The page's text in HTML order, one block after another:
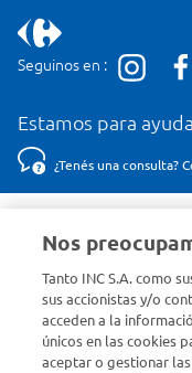
Seguinos en :
Estamos para
¿Tenés una consulta?
Conocenos
Info útil
Nos
Tanto INC S.A. como
sus accionistas y/o
acceden a la
únicos en las cookies
aceptar o gestionar